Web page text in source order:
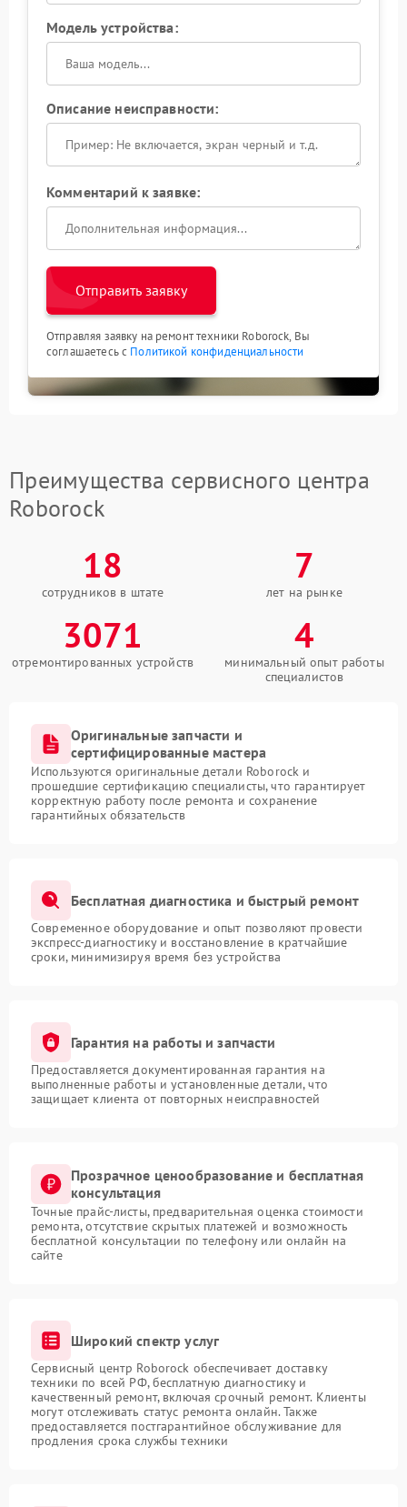
Модель устройства:
Описание неисправности:
Комментарий к заявке:
Отправить заявку
Отправляя заявку на ремонт техники Roborock, Вы
соглашаетесь с Политикой конфиденциальности
Преимущества сервисного центра
Roborock
18
сотрудников в штате
7
лет на рынке
3071
отремонтированных устройств
4
минимальный опыт работы
специалистов
Оригинальные запчасти и
сертифицированные мастера
Используются оригинальные детали Roborock и
прошедшие сертификацию специалисты, что гарантирует
корректную работу после ремонта и сохранение
гарантийных обязательств
Бесплатная диагностика и быстрый ремонт
Современное оборудование и опыт позволяют провести
экспресс-диагностику и восстановление в кратчайшие
сроки, минимизируя время без устройства
Гарантия на работы и запчасти
Предоставляется документированная гарантия на
выполненные работы и установленные детали, что
защищает клиента от повторных неисправностей
Прозрачное ценообразование и бесплатная
консультация
Точные прайс-листы, предварительная оценка стоимости
ремонта, отсутствие скрытых платежей и возможность
бесплатной консультации по телефону или онлайн на
сайте
Широкий спектр услуг
Сервисный центр Roborock обеспечивает доставку
техники по всей РФ, бесплатную диагностику и
качественный ремонт, включая срочный ремонт. Клиенты
могут отслеживать статус ремонта онлайн. Также
предоставляется постгарантийное обслуживание для
продления срока службы техники